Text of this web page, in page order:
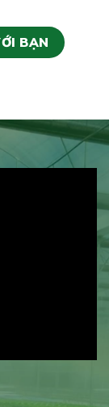
BẠN